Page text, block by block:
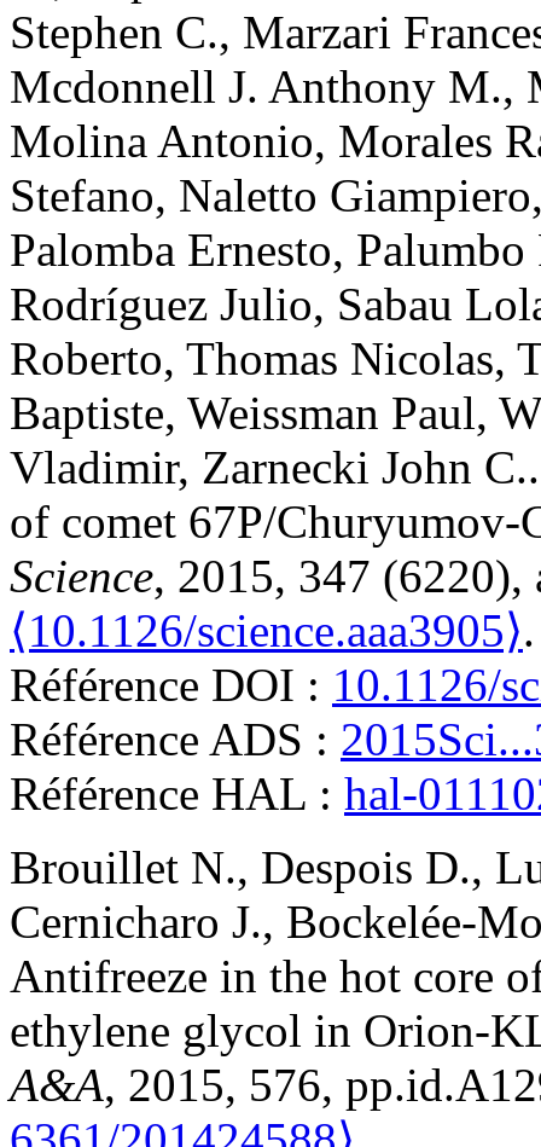
Stephen C., Marzari
Mcdonnell J. Anthony M.,
Molina Antonio, Morales
Stefano, Naletto Giampiero
Palomba Ernesto, Palumbo
Rodríguez Julio, Sabau
Roberto, Thomas Nicolas,
Baptiste, Weissman Paul,
Vladimir, Zarnecki John C.
of comet 67P/Churyumov-
Science, 2015, 347 (6220),
⟨10.1126/science.aaa3905⟩.
Référence DOI : 10.1126/
Référence ADS :
Référence HAL : hal-
Brouillet N., Despois D.,
Cernicharo J., Bockelée-
Antifreeze in the hot core
ethylene glycol in Orion-
A&A, 2015, 576,